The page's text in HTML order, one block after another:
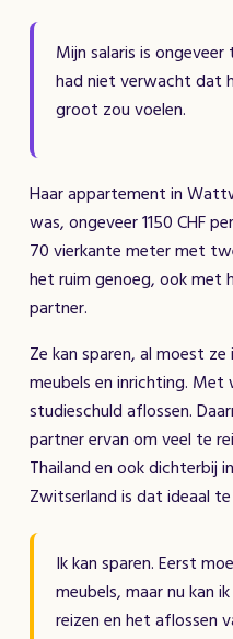
Mijn salaris is
had niet verwacht dat
groot zou voelen.
Haar appartement in
was, ongeveer 1150 CHF
70 vierkante meter met
het ruim genoeg, ook met
partner.
Ze kan sparen, al moest
meubels en inrichting.
studieschuld aflossen.
partner ervan om veel te
Thailand en ook dichterbij
Zwitserland is dat ideaal
Ik kan sparen. Eerst
meubels, maar nu kan
reizen en het aflossen